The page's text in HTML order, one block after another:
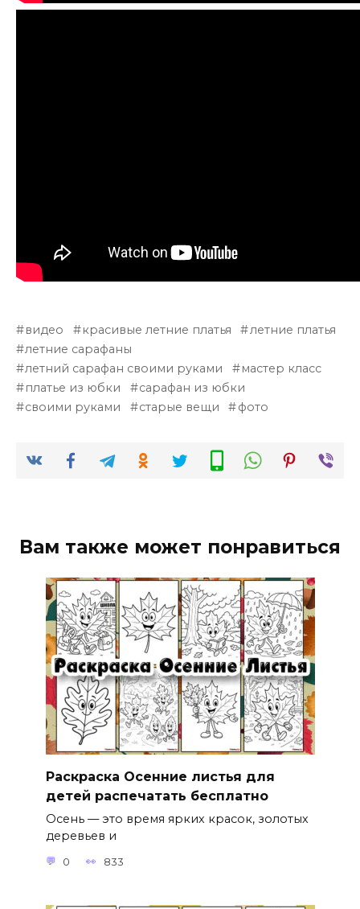
видео красивые летние платья
летние платья
летние сарафаны
летний сарафан своими руками
мастер класс
платье из юбки
сарафан из юбки
своими руками
старые вещи фото
Вам также может понравиться
Раскраска Осенние листья для
детей распечатать бесплатно
Осень — это время ярких красок, золотых
деревьев и
0 833